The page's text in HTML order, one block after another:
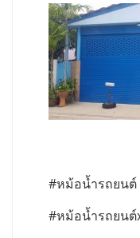
#หม้อน้ำรถยนต์
#หม้อน้ำรถยนต์